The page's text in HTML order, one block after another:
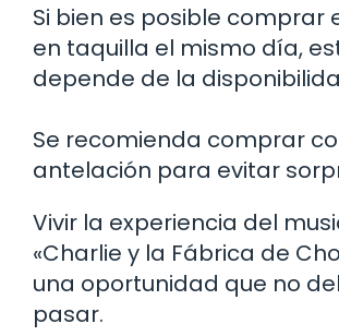
Si bien es posible comprar
en taquilla el mismo día,
depende de la
Se recomienda comprar
antelación para evitar
Vivir la experiencia del
«Charlie y la Fábrica de
una oportunidad que no
pasar.